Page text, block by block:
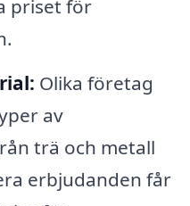
priset för
Olika företag
av
trä och metall
erbjudanden får